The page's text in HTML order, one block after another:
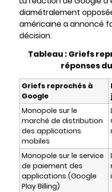
diamétralement
américaine a annoncé
décision.
Tableau : Griefs
réponses
Griefs reprochés à
Google
Monopole sur le
marché de distribution
des applications
mobiles
Monopole sur le service
de paiement des
applications (Google
Play Billing)